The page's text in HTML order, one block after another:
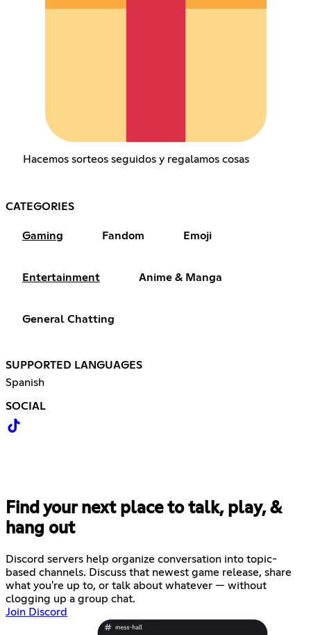
Hacemos sorteos seguidos y regalamos cosas
CATEGORIES
Gaming Fandom Emoji
Entertainment Anime & Manga
General Chatting
SUPPORTED LANGUAGES
Spanish
SOCIAL
Find your next place to talk, play, &
hang out
Discord servers help organize conversation into topic-
based channels. Discuss that newest game release, share
what you're up to, or talk about whatever — without
clogging up a group chat.
Join Discord